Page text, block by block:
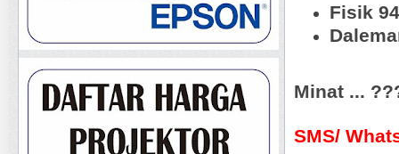
Fisik
Minat ...
SMS/